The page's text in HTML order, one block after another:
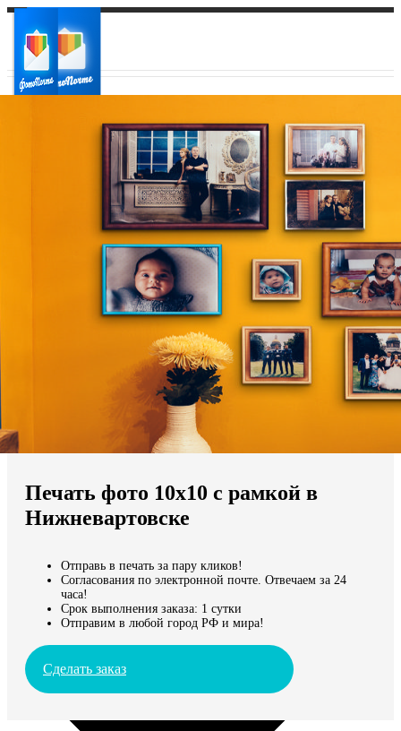
Ваш регион доставки
Выберите из списка:
Мы доставляем по всему миру
Продолжить без города
Печать фото 10х10 с рамкой в
Нижневартовске
Отправь в печать за пару кликов!
Согласования по электронной почте. Отвечаем за 24
часа!
Срок выполнения заказа: 1 сутки
Отправим в любой город РФ и мира!
Сделать заказ